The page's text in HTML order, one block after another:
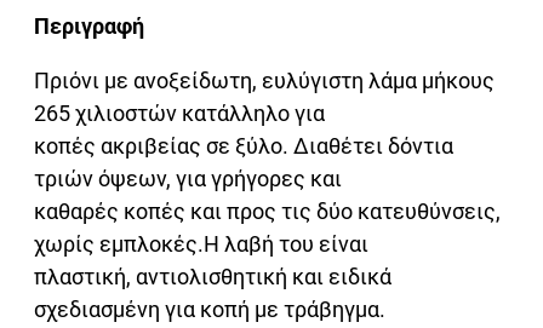
Περιγραφή
Πριόνι με ανοξείδωτη, ευλύγιστη λάμα μήκους
265 χιλιοστών κατάλληλο για
κοπές ακριβείας σε ξύλο. Διαθέτει δόντια
τριών όψεων, για γρήγορες και
καθαρές κοπές και προς τις δύο κατευθύνσεις,
χωρίς εμπλοκές.Η λαβή του είναι
πλαστική, αντιολισθητική και ειδικά
σχεδιασμένη για κοπή με τράβηγμα.